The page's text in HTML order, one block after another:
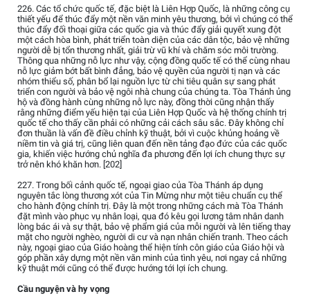
226. Các tổ chức quốc tế, đặc biệt là Liên Hợp Quốc, là những công cụ
thiết yếu để thúc đẩy một nền văn minh yêu thương, bởi vì chúng có thể
thúc đẩy đối thoại giữa các quốc gia và thúc đẩy giải quyết xung đột
một cách hòa bình, phát triển toàn diện của các dân tộc, bảo vệ những
người dễ bị tổn thương nhất, giải trừ vũ khí và chăm sóc môi trường.
Thông qua những nỗ lực như vậy, cộng đồng quốc tế có thể cùng nhau
nỗ lực giảm bớt bất bình đẳng, bảo vệ quyền của người tị nạn và các
nhóm thiểu số, phân bổ lại nguồn lực từ chi tiêu quân sự sang phát
triển con người và bảo vệ ngôi nhà chung của chúng ta. Tòa Thánh ủng
hộ và đồng hành cùng những nỗ lực này, đồng thời cũng nhận thấy
rằng những điểm yếu hiện tại của Liên Hợp Quốc và hệ thống chính trị
quốc tế cho thấy cần phải có những cải cách sâu sắc. Đây không chỉ
đơn thuần là vấn đề điều chỉnh kỹ thuật, bởi vì cuộc khủng hoảng về
niềm tin và giá trị, cũng liên quan đến nền tảng đạo đức của các quốc
gia, khiến việc hướng chủ nghĩa đa phương đến lợi ích chung thực sự
trở nên khó khăn hơn. [202]
227. Trong bối cảnh quốc tế, ngoại giao của Tòa Thánh áp dụng
nguyên tắc lòng thương xót của Tin Mừng như một tiêu chuẩn cụ thể
cho hành động chính trị. Đây là một trong những cách mà Tòa Thánh
đặt mình vào phục vụ nhân loại, qua đó kêu gọi lương tâm nhân danh
lòng bác ái và sự thật, bảo vệ phẩm giá của mỗi người và lên tiếng thay
mặt cho người nghèo, người di cư và nạn nhân chiến tranh. Theo cách
này, ngoại giao của Giáo hoàng thể hiện tính côn giáo của Giáo hội và
góp phần xây dựng một nền văn minh của tình yêu, nơi ngay cả những
kỹ thuật mới cũng có thể được hướng tới lợi ích chung.
Cầu nguyện và hy vọng